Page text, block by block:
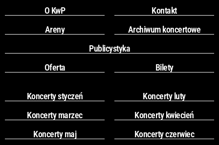
O KwP
Kontakt
Areny
Archiwum koncertowe
Publicystyka
Oferta
Bilety
Koncerty styczeń
Koncerty luty
Koncerty marzec
Koncerty kwiecień
Koncerty maj
Koncerty czerwiec